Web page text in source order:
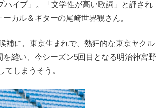
もっと見る
イプ」。「文学性が高い歌詞」と評され
カル＆ギターの尾崎世界観さん。
に。東京生まれで、熱狂的な東京ヤクル
縫い、今シーズン5回目となる明治神宮野
しまうそう。